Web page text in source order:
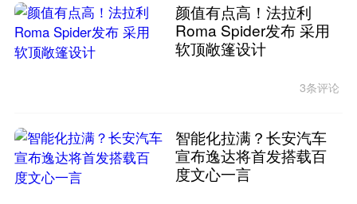
颜值有点高！法拉利
Roma Spider发布 采用
软顶敞篷设计
3条评论
智能化拉满？长安汽车
宣布逸达将首发搭载百
度文心一言